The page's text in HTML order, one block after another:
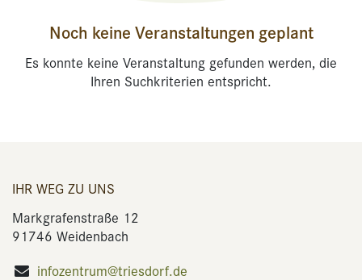
Noch keine Veranstaltungen geplant
Es konnte keine Veranstaltung gefunden werden, die
Ihren Suchkriterien entspricht.
IHR WEG ZU UNS
Markgrafenstraße 12
91746 Weidenbach
infozentrum@triesdorf.de